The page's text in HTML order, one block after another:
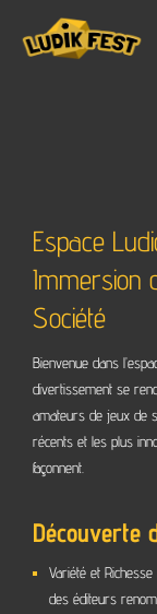
Espace
Immersion
Société
Bienvenue dans
divertissement se
amateurs de jeux de
récents et les plus
façonnent.
Découverte
Variété et
des éditeurs